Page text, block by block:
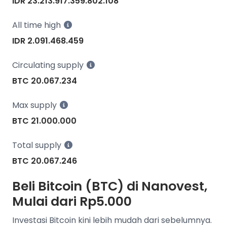
All time high
IDR 2.091.468.459
Circulating supply
BTC 20.067.234
Max supply
BTC 21.000.000
Total supply
BTC 20.067.246
Beli Bitcoin (BTC) di Nanovest,
Mulai dari Rp5.000
Investasi Bitcoin kini lebih mudah dari sebelumnya.